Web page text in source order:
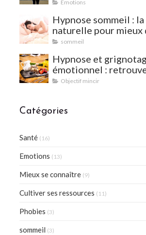
Emotions
Hypnose sommeil :
naturelle pour
vaincre les insomnies
sommeil
Hypnose et
émotionnel :
et l'équilibre
Objectif mincir
Catégories
Santé (16)
Emotions (13)
Mieux se connaître (9)
Cultiver ses ressources (11)
Phobies (3)
sommeil (3)